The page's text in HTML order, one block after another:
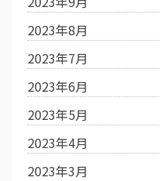
2023年8月
2023年7月
2023年6月
2023年5月
2023年4月
2023年3月